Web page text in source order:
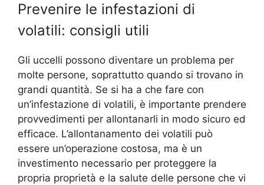
Prevenire le infestazioni di
volatili: consigli utili
Gli uccelli possono diventare un problema per
molte persone, soprattutto quando si trovano in
grandi quantità. Se si ha a che fare con
un’infestazione di volatili, è importante prendere
provvedimenti per allontanarli in modo sicuro ed
efficace. L’allontanamento dei volatili può
essere un’operazione costosa, ma è un
investimento necessario per proteggere la
propria proprietà e la salute delle persone che vi